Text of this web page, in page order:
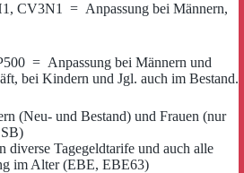
CV3N1 = Anpassung bei Männern,
= Anpassung bei Männern und
bei Kindern und Jgl. auch im Bestand.
(Neu- und Bestand) und Frauen (nur
diverse Tagegeldtarife und auch alle
im Alter (EBE, EBE63)